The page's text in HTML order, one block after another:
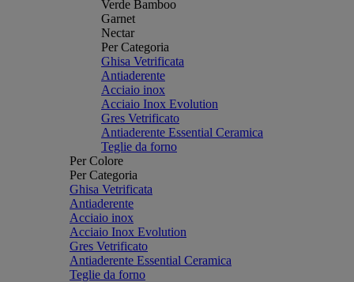
Verde Bamboo
Garnet
Nectar
Per Categoria
Ghisa Vetrificata
Antiaderente
Acciaio inox
Acciaio Inox Evolution
Gres Vetrificato
Antiaderente Essential Ceramica
Teglie da forno
Per Colore
Per Categoria
Ghisa Vetrificata
Antiaderente
Acciaio inox
Acciaio Inox Evolution
Gres Vetrificato
Antiaderente Essential Ceramica
Teglie da forno